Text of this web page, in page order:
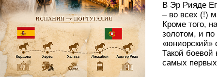
В Эр Рияде
– во всех (!)
Кроме того,
золотом, и
«юниорский»
Такой боевой
самых первых